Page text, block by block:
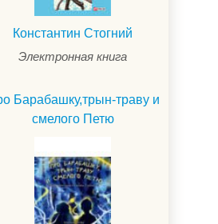
Константин Стогний
Электронная книга
Барабашку,трын-траву и
смелого Петю